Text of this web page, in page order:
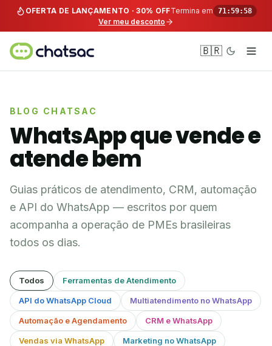
Pular para o conteúdo
OFERTA DE LANÇAMENTO · 30% OFFTermina em 71:59:58
Ver meu desconto
🇧🇷
BLOG CHATSAC
WhatsApp que vende e
atende bem
Guias práticos de atendimento, CRM, automação
e API do WhatsApp — escritos por quem
acompanha a operação de PMEs brasileiras
todos os dias.
Todos Ferramentas de Atendimento
API do WhatsApp Cloud Multiatendimento no WhatsApp
Automação e Agendamento CRM e WhatsApp
Vendas via WhatsApp Marketing no WhatsApp